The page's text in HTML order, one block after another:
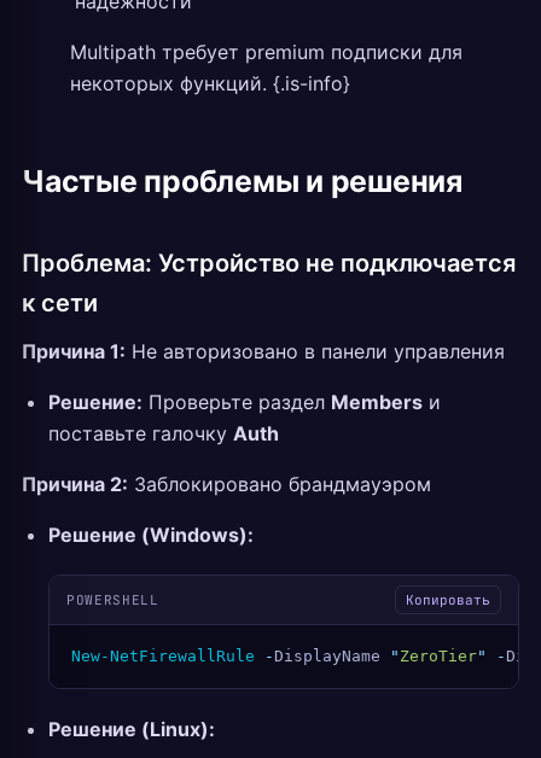
Multipath требует premium подписки для
некоторых функций. {.is-info}
Частые проблемы и решения
Проблема: Устройство не подключается
к сети
Причина 1: Не авторизовано в панели управления
Решение: Проверьте раздел Members и
поставьте галочку Auth
Причина 2: Заблокировано брандмауэром
Решение (Windows):
POWERSHELL Копировать
New-NetFirewallRule - DisplayName " ZeroTier" -
Решение (Linux):